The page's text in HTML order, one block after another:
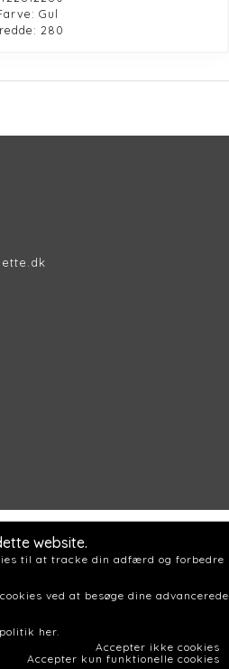
Gul
280
website.
til at tracke din adfærd og forbedre
ved at besøge dine advancerede
her.
Accepter ikke cookies
Accepter kun funktionelle cookies